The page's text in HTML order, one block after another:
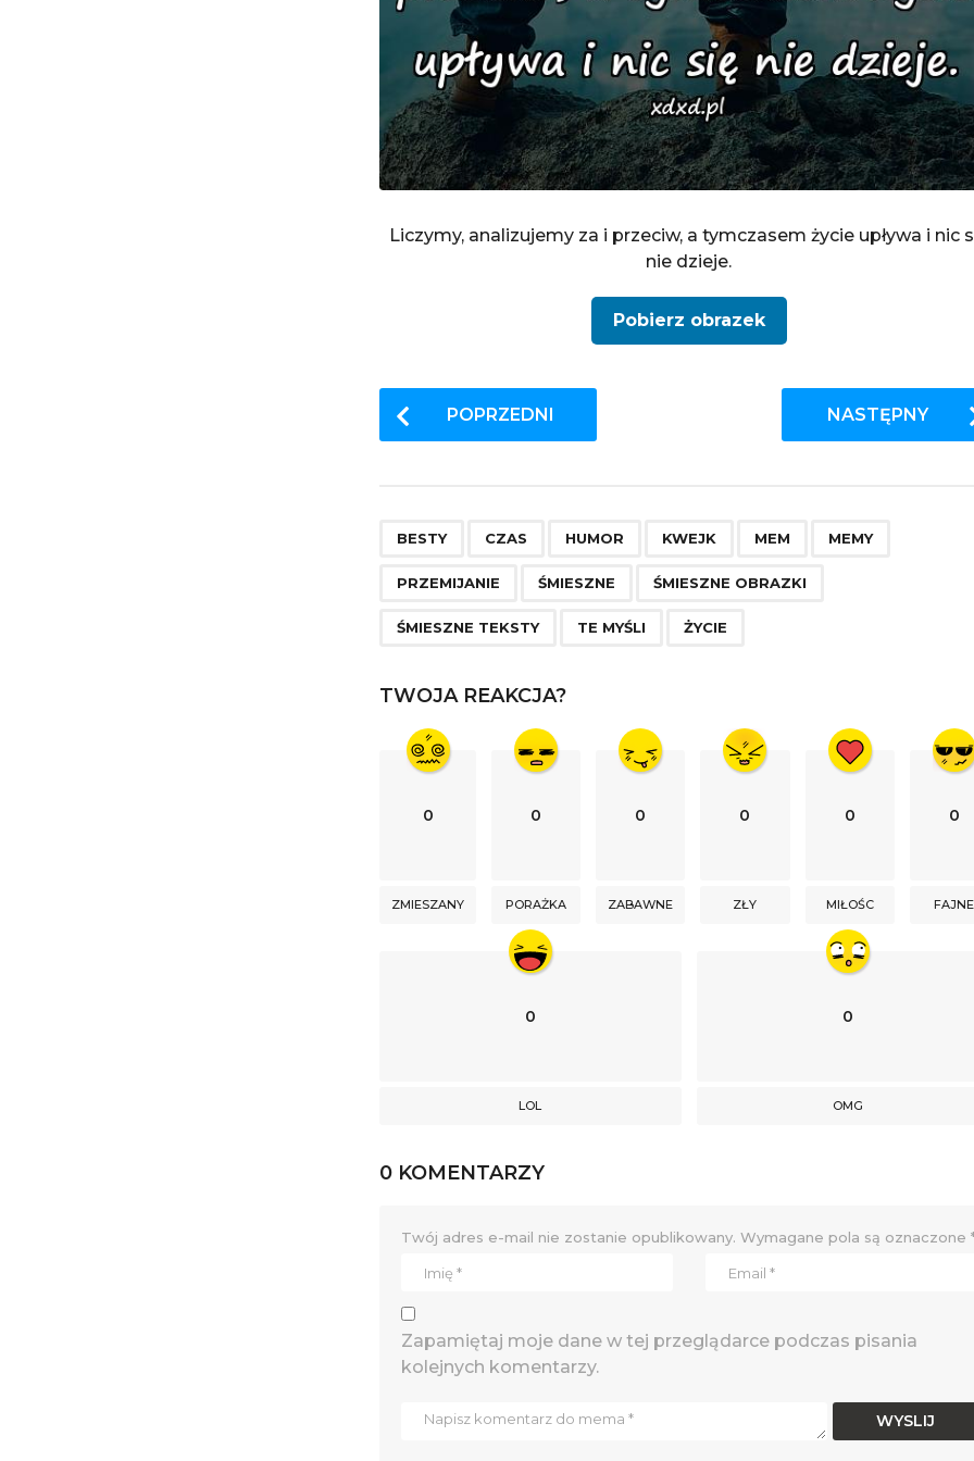
Liczymy, analizujemy za i przeciw, a tymczasem życie upływa i nic
nie dzieje.
Pobierz obrazek
P
o
P
a
g
n
POPRZEDNI NASTĘPNY
BESTY CZAS HUMOR KWEJK MEM MEMY
PRZEMIJANIE ŚMIESZNE ŚMIESZNE OBRAZKI
ŚMIESZNE TEKSTY TE MYŚLI ŻYCIE
TWOJA REAKCJA?
0
ZMIESZANY
0
PORAŻKA
0
ZABAWNE
0
ZŁY
0
MIŁOŚC
0
FAJNE
0
LOL
0
OMG
0 KOMENTARZY
Twój adres e-mail nie zostanie opublikowany. Wymagane pola są oznaczone
Zapamiętaj moje dane w tej przeglądarce podczas pisania
kolejnych komentarzy.